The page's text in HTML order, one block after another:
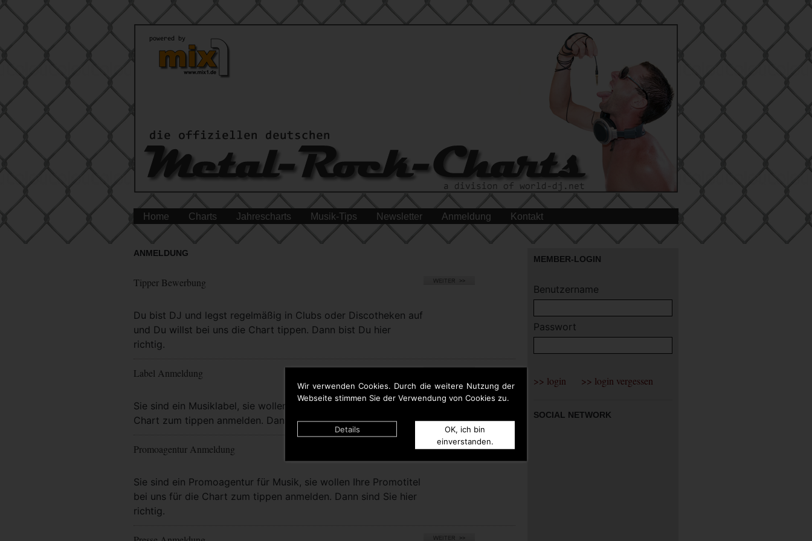
Wir verwenden Cookies. Durch die weitere Nutzung der
Webseite stimmen Sie der Verwendung von Cookies zu.
Details
OK, ich bin
einverstanden.
Home Charts Jahrescharts Musik-Tips Newsletter Anmeldung Kontakt
ANMELDUNG
Tipper Bewerbung
Du bist DJ und legst regelmäßig in Clubs oder Discotheken auf
und Du willst bei uns die Chart tippen. Dann bist Du hier
richtig.
Mehr Info
Label Anmeldung
Sie sind ein Musiklabel, sie wollen bei uns eigene Titel für die
Chart zum tippen anmelden. Dann sind Sie hier richtig.
Mehr Info
Promoagentur Anmeldung
Sie sind ein Promoagentur für Musik, sie wollen Ihre Promotitel
bei uns für die Chart zum tippen anmelden. Dann sind Sie hier
richtig.
Mehr Info
MEMBER-LOGIN
Benutzername
Passwort
SOCIAL NETWORK